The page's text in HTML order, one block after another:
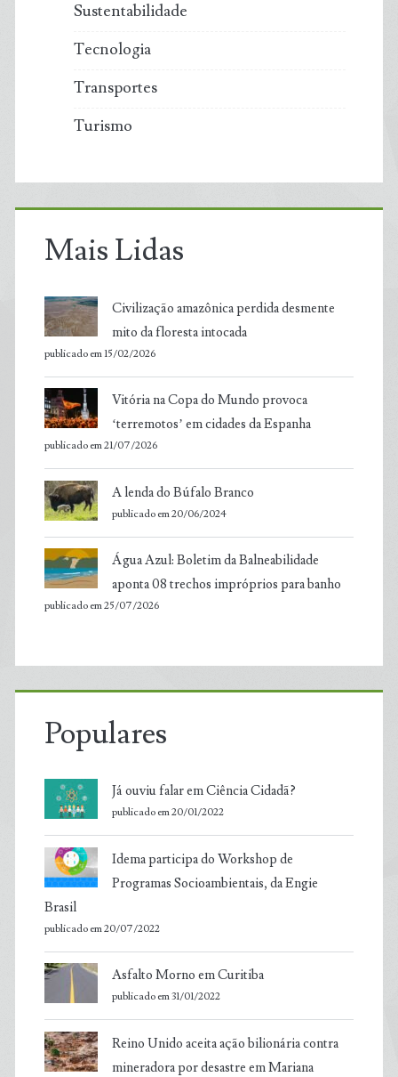
Sustentabilidade
Tecnologia
Transportes
Turismo
Mais Lidas
Civilização amazônica perdida desmente
mito da floresta intocada
publicado em 15/02/2026
Vitória na Copa do Mundo provoca
‘terremotos’ em cidades da Espanha
publicado em 21/07/2026
A lenda do Búfalo Branco
publicado em 20/06/2024
Água Azul: Boletim da Balneabilidade
aponta 08 trechos impróprios para banho
publicado em 25/07/2026
Populares
Já ouviu falar em Ciência Cidadã?
publicado em 20/01/2022
Idema participa do Workshop de
Programas Socioambientais, da Engie
Brasil
publicado em 20/07/2022
Asfalto Morno em Curitiba
publicado em 31/01/2022
Reino Unido aceita ação bilionária contra
mineradora por desastre em Mariana